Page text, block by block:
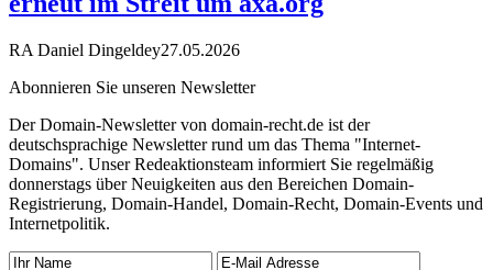
RA Daniel Dingeldey27.05.2026
Abonnieren Sie unseren Newsletter
Der Domain-Newsletter von domain-recht.de ist der
deutschsprachige Newsletter rund um das Thema "Internet-
Domains". Unser Redeaktionsteam informiert Sie regelmäßig
donnerstags über Neuigkeiten aus den Bereichen Domain-
Registrierung, Domain-Handel, Domain-Recht, Domain-Events und
Internetpolitik.